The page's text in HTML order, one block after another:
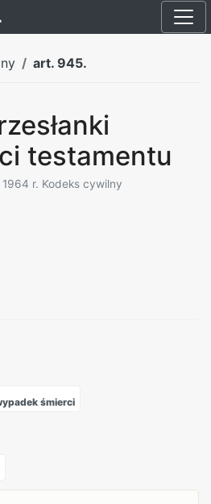
art. 945.
testamentu
r. Kodeks cywilny
śmierci